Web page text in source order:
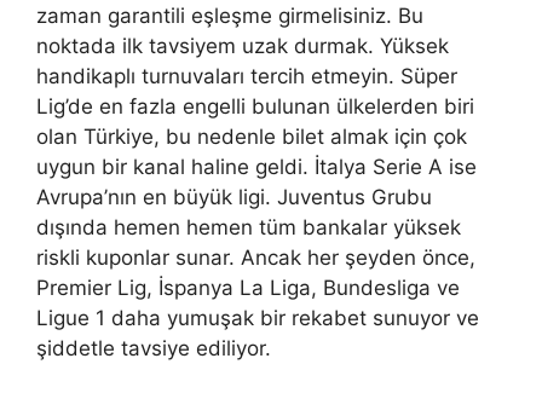
zaman garantili eşleşme girmelisiniz. Bu
noktada ilk tavsiyem uzak durmak. Yüksek
handikaplı turnuvaları tercih etmeyin. Süper
Lig’de en fazla engelli bulunan ülkelerden biri
olan Türkiye, bu nedenle bilet almak için çok
uygun bir kanal haline geldi. İtalya Serie A ise
Avrupa’nın en büyük ligi. Juventus Grubu
dışında hemen hemen tüm bankalar yüksek
riskli kuponlar sunar. Ancak her şeyden önce,
Premier Lig, İspanya La Liga, Bundesliga ve
Ligue 1 daha yumuşak bir rekabet sunuyor ve
şiddetle tavsiye ediliyor.